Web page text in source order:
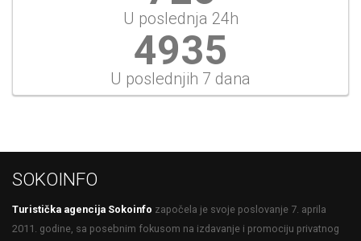
U poslednja 24h
5287
U poslednjih 7 dana
SOKOINFO
Turistička agencija Sokoinfo započela je svoje poslovanje 7. aprila
2011. godine, sa posebnim fokusom na izdavanje i promociju privatnog